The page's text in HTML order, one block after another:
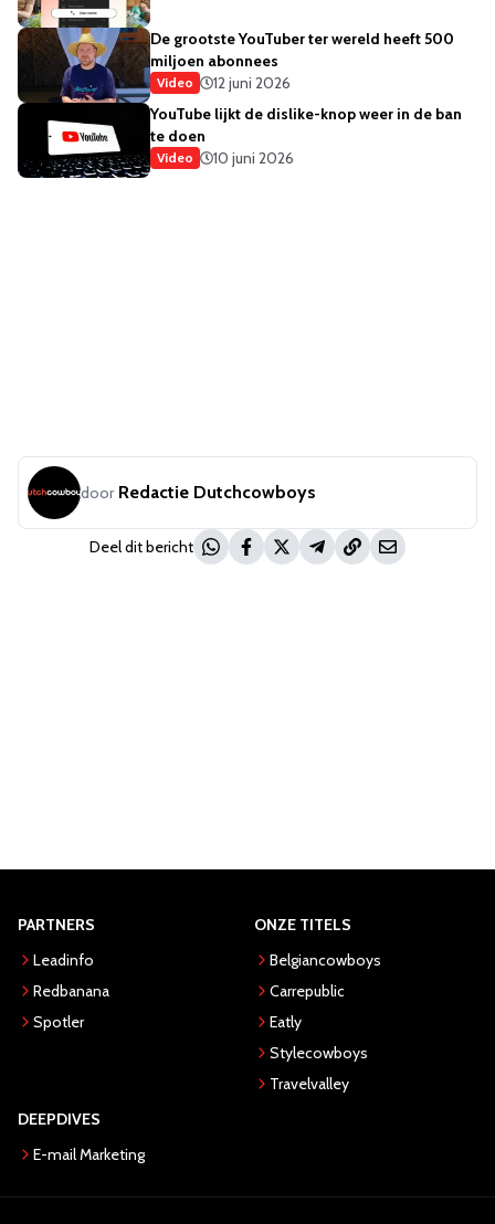
De grootste YouTuber ter wereld heeft 500
miljoen abonnees
Video
12 juni 2026
YouTube lijkt de dislike-knop weer in de ban
te doen
Video 10 juni 2026
door Redactie Dutchcowboys
Deel dit bericht
PARTNERS
Leadinfo
Redbanana
Spotler
ONZE TITELS
Belgiancowboys
Carrepublic
Eatly
Stylecowboys
Travelvalley
DEEPDIVES
E-mail Marketing